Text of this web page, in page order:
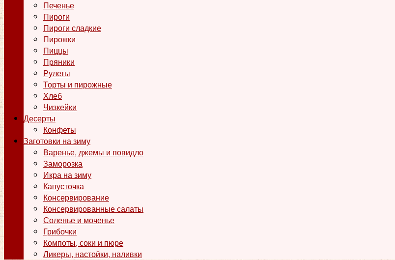
Печенье
Пироги
Пироги сладкие
Пирожки
Пиццы
Пряники
Рулеты
Торты и пирожные
Хлеб
Чизкейки
Десерты
Конфеты
Заготовки на зиму
Варенье, джемы и повидло
Заморозка
Икра на зиму
Капусточка
Консервирование
Консервированные салаты
Соленье и моченье
Грибочки
Компоты, соки и пюре
Ликеры, настойки, наливки